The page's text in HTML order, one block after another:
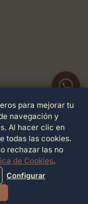
para mejorar tu
navegación y
Al hacer clic en
todas las cookies.
rechazar las no
de Cookies.
Configurar